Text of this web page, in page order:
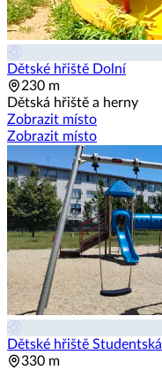
Dětské hřiště Dolní
230 m
Dětská hřiště a herny
Zobrazit místo
Zobrazit místo
Dětské hřiště Studentská
330 m